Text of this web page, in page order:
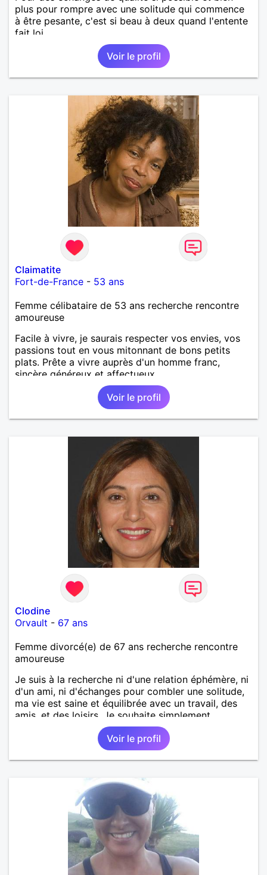
plus pour rompre avec une solitude qui commence
à être pesante, c'est si beau à deux quand l'entente
fait loi.
Voir le profil
Claimatite
Fort-de-France - 53 ans
Femme célibataire de 53 ans recherche rencontre
amoureuse
Facile à vivre, je saurais respecter vos envies, vos
passions tout en vous mitonnant de bons petits
plats. Prête a vivre auprès d'un homme franc,
sincère généreux et affectueux...
Voir le profil
Clodine
Orvault - 67 ans
Femme divorcé(e) de 67 ans recherche rencontre
amoureuse
Je suis à la recherche ni d'une relation éphémère, ni
d'un ami, ni d'échanges pour combler une solitude,
ma vie est saine et équilibrée avec un travail, des
amis, et des loisirs. Je souhaite simplement
rencontrer un homme de la région de Orvault qui
recherche une relation sérieuse !
Voir le profil